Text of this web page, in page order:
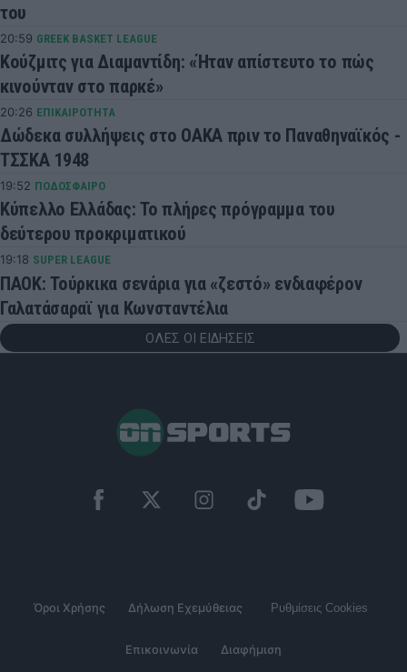
του
20:59 GREEK BASKET LEAGUE
Κούζμιτς για Διαμαντίδη: «Ήταν απίστευτο το πώς
κινούνταν στο παρκέ»
20:26 ΕΠΙΚΑΙΡΟΤΗΤΑ
Δώδεκα συλλήψεις στο ΟΑΚΑ πριν το Παναθηναϊκός -
ΤΣΣΚΑ 1948
19:52 ΠΟΔΟΣΦΑΙΡΟ
Κύπελλο Ελλάδας: Το πλήρες πρόγραμμα του
δεύτερου προκριματικού
19:18 SUPER LEAGUE
ΠΑΟΚ: Τούρκικα σενάρια για «ζεστό» ενδιαφέρον
Γαλατάσαραϊ για Κωνσταντέλια
ΟΛΕΣ ΟΙ ΕΙΔΗΣΕΙΣ
Όροι Χρήσης Δήλωση Εχεμύθειας Ρυθμίσεις Cookies
Επικοινωνία Διαφήμιση